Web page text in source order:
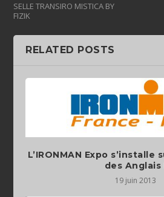
SELLE TRANSIRO MISTICA BY
FIZIK
RELATED POSTS
L’IRONMAN Expo s’installe
des Anglais
19 juin 2013